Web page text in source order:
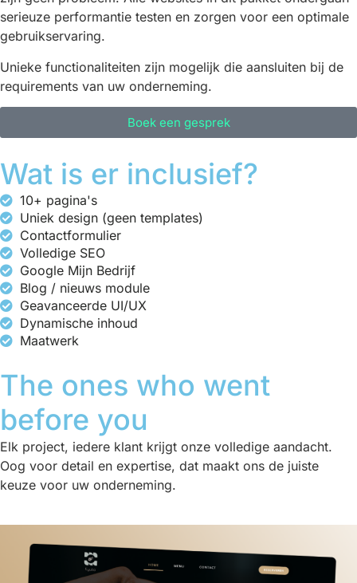
serieuze performantie testen en zorgen voor een optimale
gebruikservaring.
Unieke functionaliteiten zijn mogelijk die aansluiten bij de
requirements van uw onderneming.
Boek een gesprek
Wat is er inclusief?
10+ pagina's
Uniek design (geen templates)
Contactformulier
Volledige SEO
Google Mijn Bedrijf
Blog / nieuws module
Geavanceerde UI/UX
Dynamische inhoud
Maatwerk
The ones who went
before you
Elk project, iedere klant krijgt onze volledige aandacht.
Oog voor detail en expertise, dat maakt ons de juiste
keuze voor uw onderneming.